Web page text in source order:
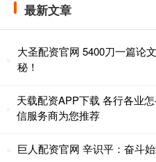
最新文章
大圣配资官网 5400刀一篇论
秘！
天载配资APP下载 各行各业
信服务商为您推荐
巨人配资官网 辛识平：奋斗